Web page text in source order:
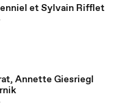
et Sylvain Rifflet
Annette Giesriegl